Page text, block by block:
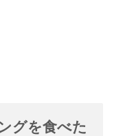
グを食べた